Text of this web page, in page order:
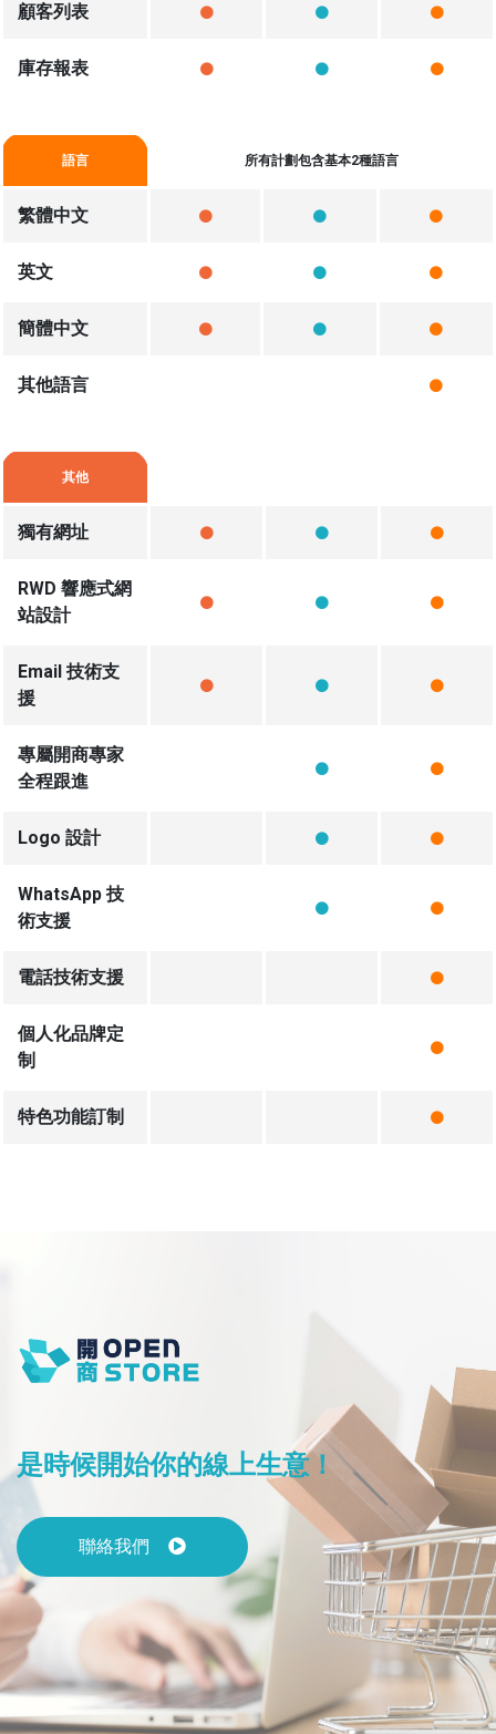
顧客列表
庫存報表
語言 所有計劃包含基本2種語言
繁體中文
英文
簡體中文
其他語言
其他
獨有網址
RWD 響應式網
站設計
Email 技術支
援
專屬開商專家
全程跟進
Logo 設計
WhatsApp 技
術支援
電話技術支援
個人化品牌定
制
特色功能訂制
是時候開始你的線上生意！
聯絡我們